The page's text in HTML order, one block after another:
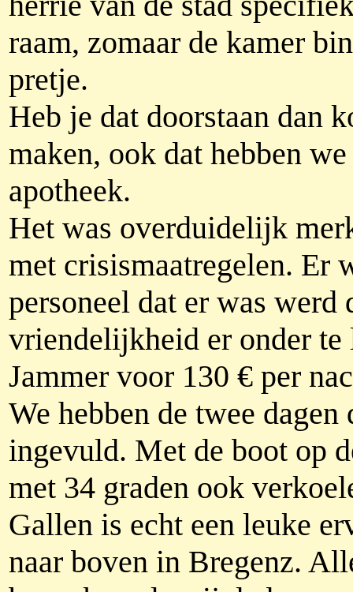
raam, zomaar de kamer
pretje.
Heb je dat doorstaan dan
maken, ook dat hebben
apotheek.
Het was overduidelijk
met crisismaatregelen. Er
personeel dat er was werd
vriendelijkheid er onder te
Jammer voor 130 € per
We hebben de twee
ingevuld. Met de boot op
met 34 graden ook
Gallen is echt een leuke
naar boven in Bregenz.